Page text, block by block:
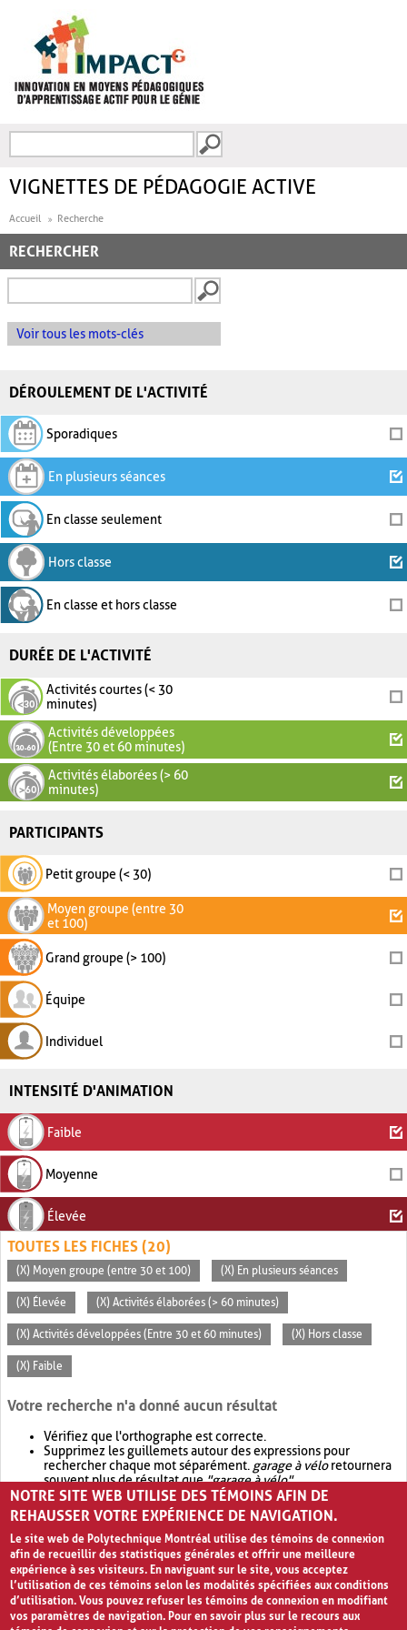
FORMULAIRE DE
VIGNETTES DE PÉDAGOGIE ACTIVE
Accueil Recherche
RECHERCHER
Voir tous les mots-clés
DÉROULEMENT DE L'ACTIVITÉ
Sporadiques
En plusieurs séances
En classe seulement
Hors classe
En classe et hors classe
DURÉE DE L'ACTIVITÉ
Activités courtes (< 30
minutes)
Activités développées
(Entre 30 et 60 minutes)
Activités élaborées (> 60
minutes)
PARTICIPANTS
Petit groupe (< 30)
Moyen groupe (entre 30
et 100)
Grand groupe (> 100)
Équipe
Individuel
INTENSITÉ D'ANIMATION
Faible
Moyenne
Élevée
TOUTES LES FICHES (20)
(X) Moyen groupe (entre 30 et 100) (X) En plusieurs séances
(X) Élevée (X) Activités élaborées (> 60 minutes)
(X) Activités développées (Entre 30 et 60 minutes) (X) Hors classe
(X) Faible
Votre recherche n'a donné aucun résultat
Vérifiez que l'orthographe est correcte.
Supprimez les guillemets autour des expressions pour
rechercher chaque mot séparément. garage à véloretournera
souvent plus de résultat que"garage à vélo".
Envisagez d'élargir votre recherche avec OR.garage OR vélo
retournera souvent plus de résultat quegarage à vélo
NOTRE SITE WEB UTILISE DES TÉMOINS AFIN DE
REHAUSSER VOTRE EXPÉRIENCE DE NAVIGATION.
Le site web de Polytechnique Montréal utilise des témoins de connexion
afin de recueillir des statistiques générales et offrir une meilleure
expérience à ses visiteurs. En naviguant sur le site, vous acceptez
l’utilisation de ces témoins selon les modalités spécifiées aux conditions
d’utilisation. Vous pouvez refuser les témoins de connexion en modifiant
vos paramètres de navigation. Pour en savoir plus sur le recours aux